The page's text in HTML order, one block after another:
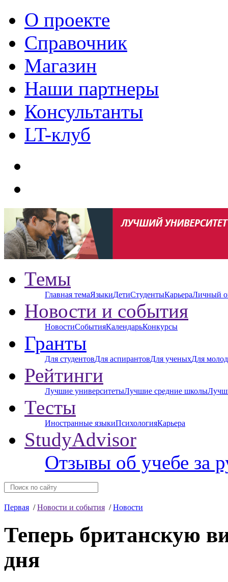
О проекте
Справочник
Магазин
Наши партнеры
Консультанты
LT-клуб
Темы
Главная темаЯзыкиДетиСтудентыКарьераЛичный
Новости и события
НовостиСобытияКалендарьКонкурсы
Гранты
Для студентовДля аспирантовДля ученыхДля
Рейтинги
Лучшие университетыЛучшие средние школы
Тесты
Иностранные языкиПсихологияКарьера
StudyAdvisor
Отзывы об учебе за
Первая /Новости и события /Новости
Теперь британскую
дня